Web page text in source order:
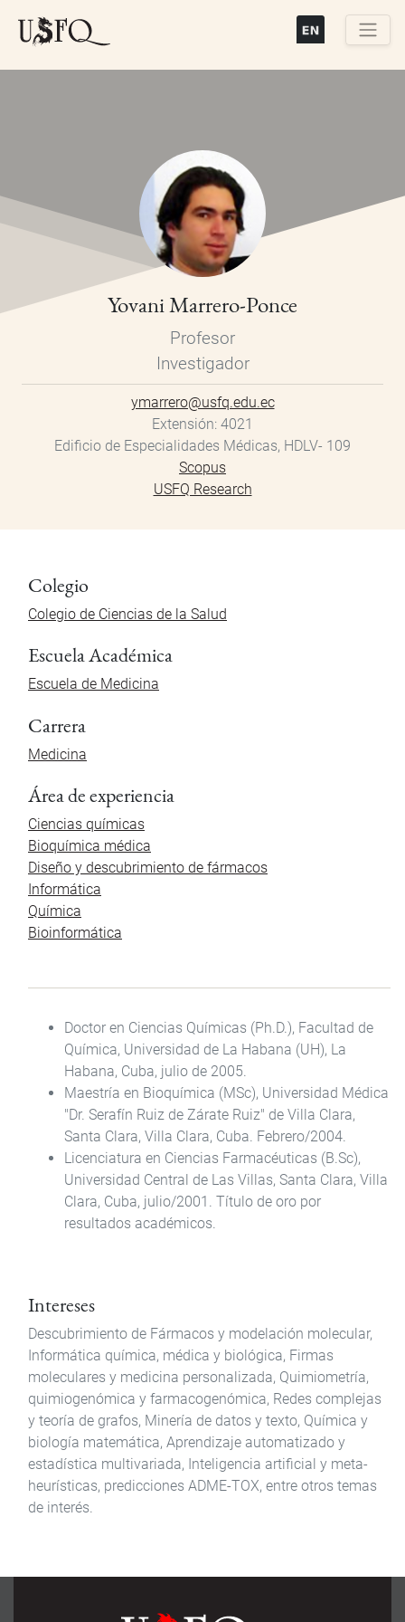
Yovani Marrero-Ponce
Profesor
Investigador
ymarrero@usfq.edu.ec
Extensión 4021
Edificio de Especialidades Médicas, HDLV- 109
Scopus
USFQ Research
Colegio
Colegio de Ciencias de la Salud
Escuela Académica
Escuela de Medicina
Carrera
Medicina
Área de experiencia
Ciencias químicas
Bioquímica médica
Diseño y descubrimiento de fármacos
Informática
Química
Bioinformática
Doctor en Ciencias Químicas (Ph.D.), Facultad de
Química, Universidad de La Habana (UH), La
Habana, Cuba, julio de 2005.
Maestría en Bioquímica (MSc), Universidad Médica
"Dr. Serafín Ruiz de Zárate Ruiz" de Villa Clara,
Santa Clara, Villa Clara, Cuba. Febrero/2004.
Licenciatura en Ciencias Farmacéuticas (B.Sc),
Universidad Central de Las Villas, Santa Clara, Villa
Clara, Cuba, julio/2001. Título de oro por
resultados académicos.
Intereses
Descubrimiento de Fármacos y modelación molecular,
Informática química, médica y biológica, Firmas
moleculares y medicina personalizada, Quimiometría,
quimiogenómica y farmacogenómica, Redes complejas
y teoría de grafos, Minería de datos y texto, Química y
biología matemática, Aprendizaje automatizado y
estadística multivariada, Inteligencia artificial y meta-
heurísticas, predicciones ADME-TOX, entre otros temas
de interés.